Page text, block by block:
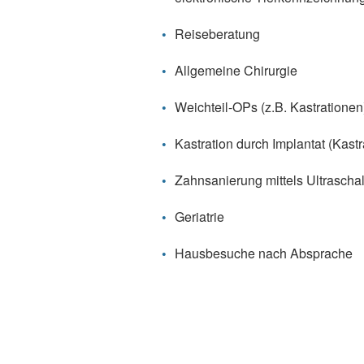
Reiseberatung
Allgemeine Chirurgie
Weichteil-OPs (z.B.
Kastration durch Implantat
Zahnsanierung mittels
Geriatrie
Hausbesuche nach Absprache